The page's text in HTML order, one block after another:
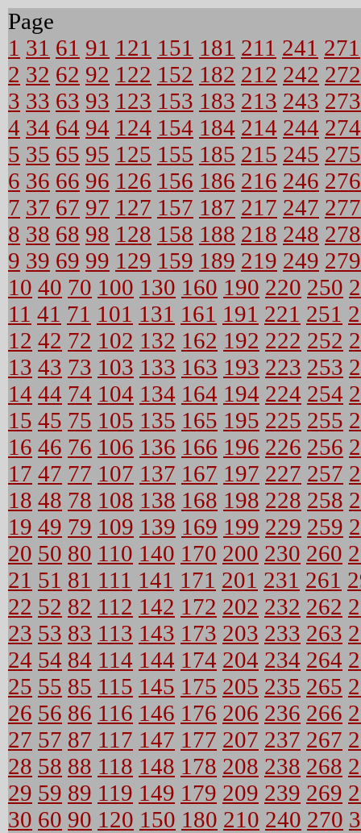
Page
1 31 61 91 121 151 181 211 241 271
2 32 62 92 122 152 182 212 242 272
3 33 63 93 123 153 183 213 243 273
4 34 64 94 124 154 184 214 244 274
5 35 65 95 125 155 185 215 245 275
6 36 66 96 126 156 186 216 246 276
7 37 67 97 127 157 187 217 247 277
8 38 68 98 128 158 188 218 248 278
9 39 69 99 129 159 189 219 249 279
10 40 70 100 130 160 190 220 250
11 41 71 101 131 161 191 221 251
12 42 72 102 132 162 192 222 252
13 43 73 103 133 163 193 223 253
14 44 74 104 134 164 194 224 254
15 45 75 105 135 165 195 225 255
16 46 76 106 136 166 196 226 256
17 47 77 107 137 167 197 227 257
18 48 78 108 138 168 198 228 258
19 49 79 109 139 169 199 229 259
20 50 80 110 140 170 200 230 260
21 51 81 111 141 171 201 231 261
22 52 82 112 142 172 202 232 262
23 53 83 113 143 173 203 233 263
24 54 84 114 144 174 204 234 264
25 55 85 115 145 175 205 235 265
26 56 86 116 146 176 206 236 266
27 57 87 117 147 177 207 237 267
28 58 88 118 148 178 208 238 268
29 59 89 119 149 179 209 239 269
30 60 90 120 150 180 210 240 270